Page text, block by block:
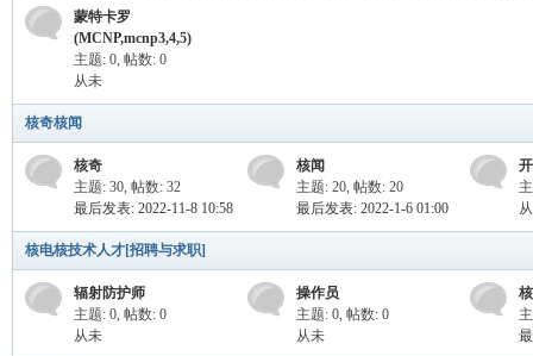
Sci
蒙特卡罗
(MCNP,mcnp3,4,5)
主题: 0, 帖数: 0
从未
核奇核闻
核奇
主题: 30, 帖数: 32
最后发表: 2022-11-8 10:58
核闻
主题: 20, 帖数: 20
最后发表: 2022-1-6 01:00
核电核技术人才[招聘与求职]
辐射防护师
主题: 0, 帖数: 0
从未
操作员
主题: 0, 帖数: 0
从未